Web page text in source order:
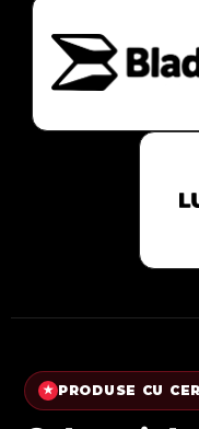
★ PRODUSE CU